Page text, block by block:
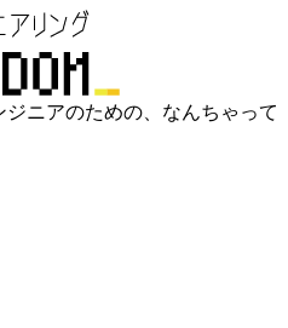
ニアのための、なんちゃって